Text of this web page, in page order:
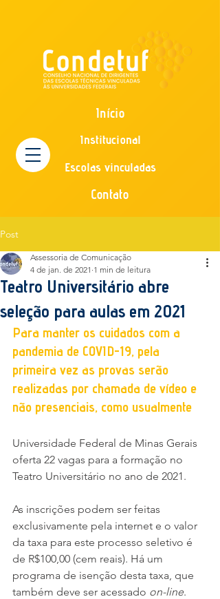
Início
Institucional
Escolas vinculadas
Contato
Post
Teatro Universitário abre
seleção para aulas em 2021
Assessoria de Comunicação
4 de jan. de 2021 1 min de leitura
Para manter os cuidados com a
pandemia de COVID-19, pela
primeira vez as provas serão
realizadas por chamada de vídeo e
não presenciais, como usualmente
Universidade Federal de Minas Gerais
oferta 22 vagas para a formação no
Teatro Universitário no ano de 2021.
As inscrições podem ser feitas
exclusivamente pela internet e o valor
da taxa para este processo seletivo é
de R$100,00 (cem reais). Há um
programa de isenção desta taxa, que
também deve ser acessado on-line.